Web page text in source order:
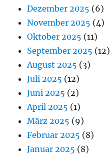
Dezember 2025 (6)
November 2025 (4)
Oktober 2025 (11)
September 2025 (12)
August 2025 (3)
Juli 2025 (12)
Juni 2025 (2)
April 2025 (1)
März 2025 (9)
Februar 2025 (8)
Januar 2025 (8)